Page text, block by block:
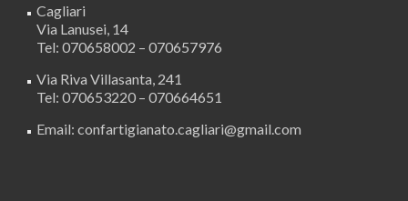
Cagliari
Via Lanusei, 14
Tel: 070658002 – 070657976
Via Riva Villasanta, 241
Tel: 070653220 – 070664651
Email: confartigianato.cagliari@gmail.com